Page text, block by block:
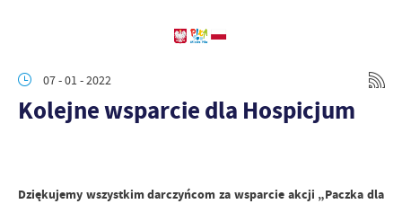
07 - 01 - 2022
Kolejne wsparcie dla Hospicjum
Dziękujemy wszystkim darczyńcom za wsparcie akcji „Paczka dla